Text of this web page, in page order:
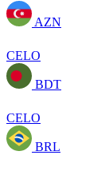
AZN
CELO
BDT
CELO
BRL